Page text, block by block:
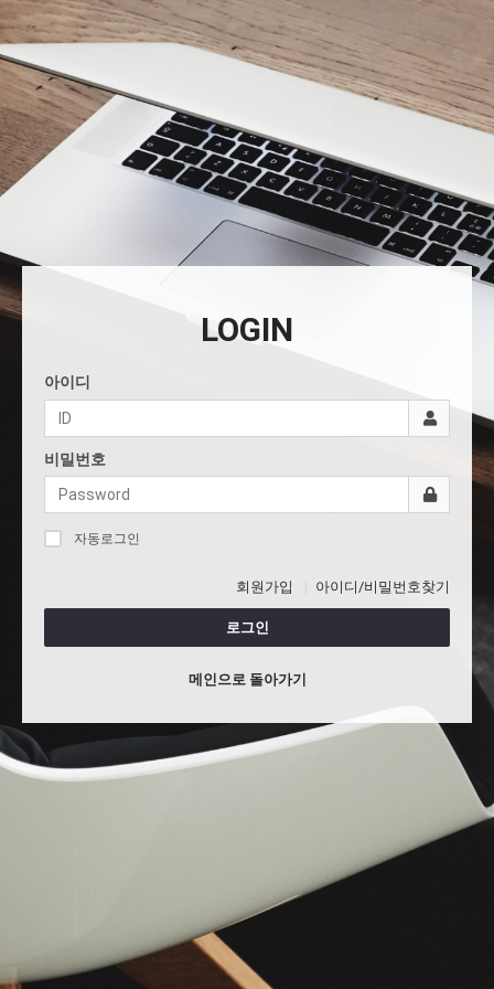
LOGIN
아이디
비밀번호
자동로그인
회원가입 아이디/비밀번호찾기
로그인
메인으로 돌아가기